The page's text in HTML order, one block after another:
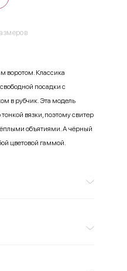
воротом. Классика
посадки с
в рубчик. Эта модель
вязки, поэтому свитер
объятиями. А чёрный
цветовой гаммой.